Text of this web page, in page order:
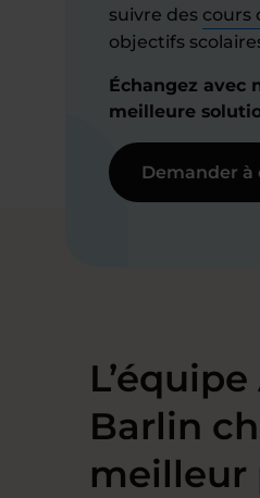
suivre des cours
objectifs
Échangez avec
meilleure
Demander à
Barlin
meilleur